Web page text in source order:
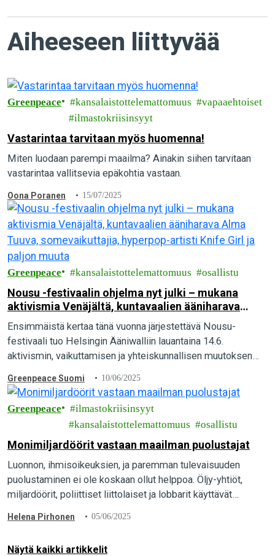
Aiheeseen liittyvää
Greenpeace kansalaistottelemattomuus
vapaaehtoiset
ilmastokriisinsyyt
Vastarintaa tarvitaan myös huomenna!
Miten luodaan parempi maailma? Ainakin siihen tarvitaan
vastarintaa vallitsevia epäkohtia vastaan.
Oona Poranen 15/07/2025
Greenpeace kansalaistottelemattomuus osallistu
Nousu -festivaalin ohjelma nyt julki – mukana
aktivismia Venäjältä, kuntavaalien ääniharava
Alma Tuuva, somevaikuttajia, hyperpop-artisti
Knife Girl ja paljon muuta
Ensimmäistä kertaa tänä vuonna järjestettävä Nousu-
festivaali tuo Helsingin Ääniwalliin lauantaina 14.6.
aktivismin, vaikuttamisen ja yhteiskunnallisen muutoksen
Greenpeace Suomi 10/06/2025
Greenpeace
ilmastokriisinsyyt
kansalaistottelemattomuus
osallistu
Monimiljardöörit vastaan maailman puolustajat
Luonnon, ihmisoikeuksien, ja paremman tulevaisuuden
puolustaminen ei ole koskaan ollut helppoa. Öljy-yhtiöt,
miljardöörit, poliittiset liittolaiset ja lobbarit käyttävät
aktivismi menestyisi. Onneksi me voimme taistella vastaan.
Helena Pirhonen 05/06/2025
Näytä kaikki artikkelit